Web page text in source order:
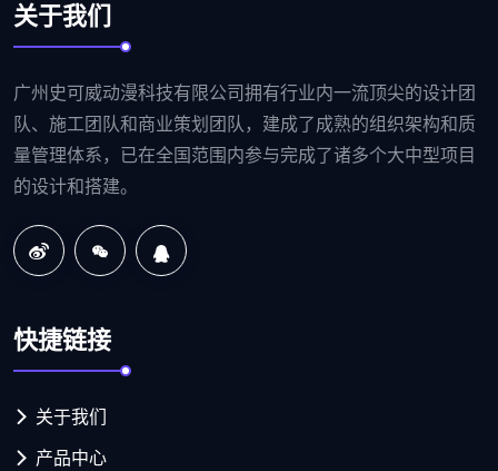
关于我们
广州史可威动漫科技有限公司拥有行业内一流顶尖的设计团
队、施工团队和商业策划团队，建成了成熟的组织架构和质
量管理体系，已在全国范围内参与完成了诸多个大中型项目
的设计和搭建。
快捷链接
关于我们
产品中心